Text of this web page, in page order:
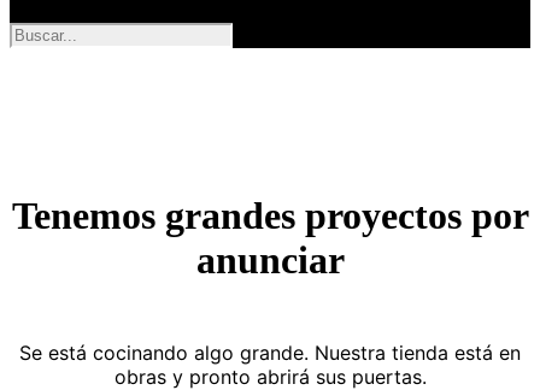
Tenemos grandes proyectos por
anunciar
Se está cocinando algo grande. Nuestra tienda está en
obras y pronto abrirá sus puertas.